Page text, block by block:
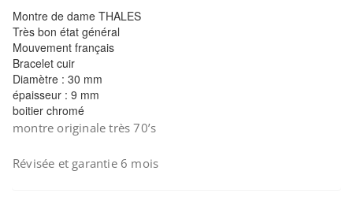
Montre de dame THALES
Très bon état général
Mouvement français
Bracelet cuir
Diamètre : 30 mm
épaisseur : 9 mm
boitier chromé
montre originale très 70’s
Révisée et garantie 6 mois